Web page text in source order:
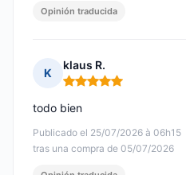
Opinión traducida
K
klaus R.
Nota: 5 de 5
Publicado el 25/07/2026 à 06h15
tras una compra de 05/07/2026
todo bien